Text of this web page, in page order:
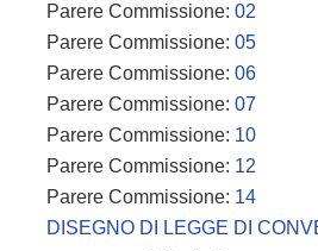
Parere Commissione:02
Parere Commissione:05
Parere Commissione:06
Parere Commissione:07
Parere Commissione: 10
Parere Commissione: 12
Parere Commissione: 14
DISEGNO DI LEGGE DI